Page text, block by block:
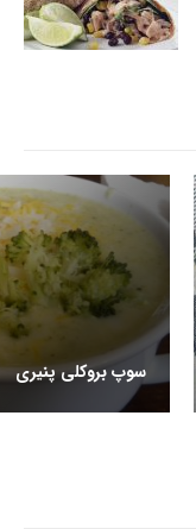
سوپ بروکلی پنیری